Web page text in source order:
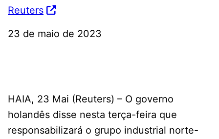
Reuters
23 de maio de 2023
HAIA, 23 Mai (Reuters) – O governo
holandês disse nesta terça-feira que
responsabilizará o grupo industrial norte-